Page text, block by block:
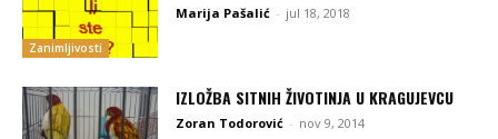
Zanimljivosti
Marija Pašalić - jul 18, 2018
IZLOŽBA SITNIH ŽIVOTINJA U KRAGUJEVCU
Zoran Todorović - nov 9, 2014